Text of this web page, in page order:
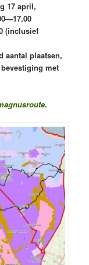
17 april,
(inclusief
aantal plaatsen,
met
.